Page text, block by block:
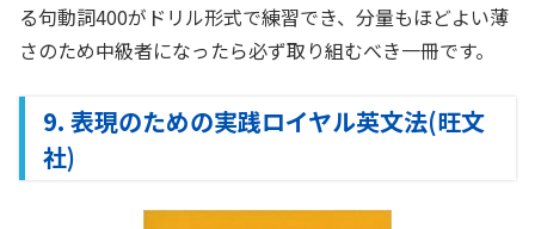
る句動詞400がドリル形式で練習でき、分量もほどよい薄
さのため中級者になったら必ず取り組むべき一冊です。
9. 表現のための実践ロイヤル英文法(旺文
社)